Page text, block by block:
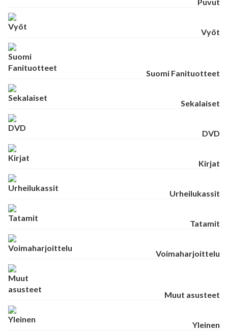
Puvut
Vyöt
Suomi Fanituotteet
Sekalaiset
DVD
Kirjat
Urheilukassit
Tatamit
Voimaharjoittelu
Muut asusteet
Yleinen